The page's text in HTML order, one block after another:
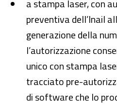
a stampa laser, con
preventiva dell’Inail
generazione della
l’autorizzazione
unico con stampa
tracciato pre-
di software che lo